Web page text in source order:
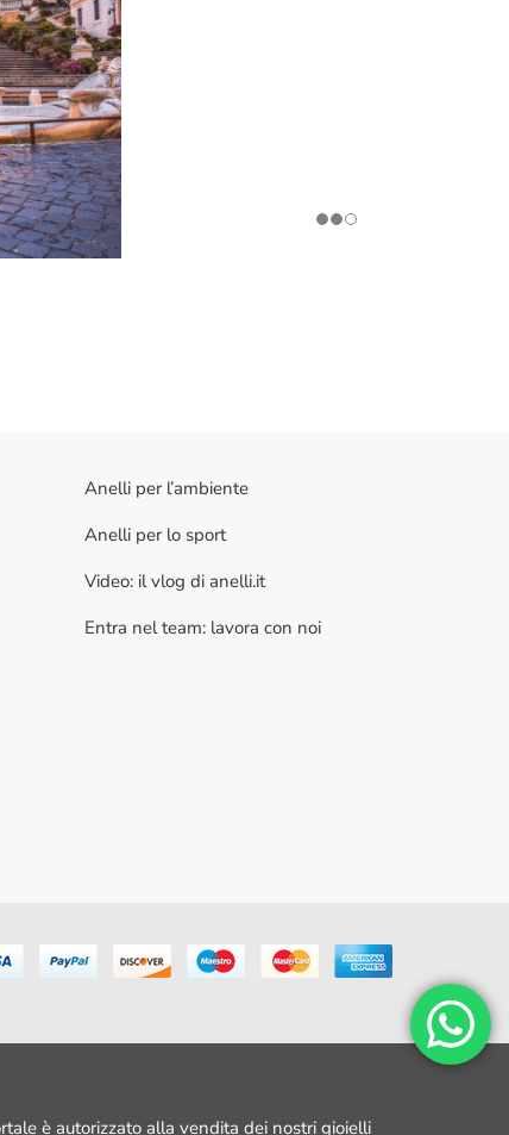
Anelli per l’ambiente
Anelli per lo sport
Video: il vlog di anelli.it
Entra nel team: lavora con noi
è autorizzato alla vendita dei nostri gioielli